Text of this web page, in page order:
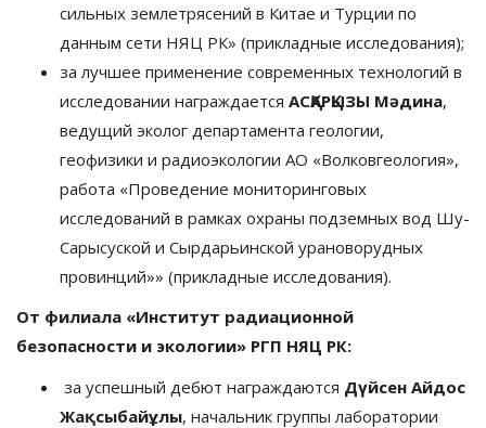
сильных землетрясений в Китае и Турции по
данным сети НЯЦ РК» (прикладные исследования);
за лучшее применение современных технологий в
исследовании награждается АСҚАРҚЫЗЫ Мәдина,
ведущий эколог департамента геологии,
геофизики и радиоэкологии АО «Волковгеология»,
работа «Проведение мониторинговых
исследований в рамках охраны подземных вод Шу-
Сарысуской и Сырдарьинской урановорудных
провинций»» (прикладные исследования).
От филиала «Институт радиационной
безопасности и экологии» РГП НЯЦ РК:
за успешный дебют награждаются Дүйсен Айдос
Жақсыбайұлы, начальник группы лаборатории